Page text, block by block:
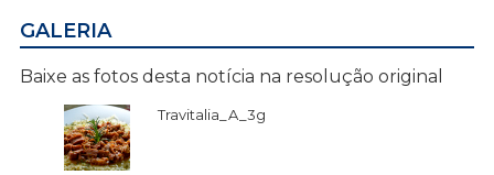
GALERIA
Baixe as fotos desta notícia na resolução original
Travitalia_A_3g